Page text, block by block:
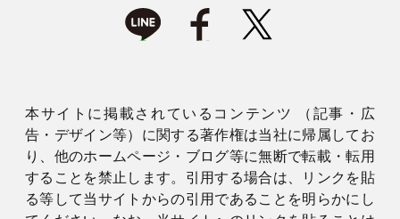
本サイトに掲載されているコンテンツ （記事・広
告・デザイン等）に関する著作権は当社に帰属してお
り、他のホームページ・ブログ等に無断で転載・転用
することを禁止します。引用する場合は、リンクを貼
る等して当サイトからの引用であることを明らかにし